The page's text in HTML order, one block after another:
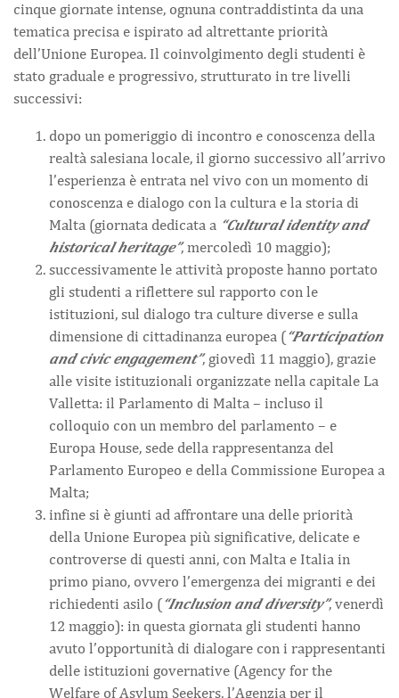
cinque giornate intense, ognuna contraddistinta da una
tematica precisa e ispirato ad altrettante priorità
dell’Unione Europea. Il coinvolgimento degli studenti è
stato graduale e progressivo, strutturato in tre livelli
successivi:
dopo un pomeriggio di incontro e conoscenza della
realtà salesiana locale, il giorno successivo all’arrivo
l’esperienza è entrata nel vivo con un momento di
conoscenza e dialogo con la cultura e la storia di
Malta (giornata dedicata a “Cultural identity and
historical heritage”, mercoledì 10 maggio);
successivamente le attività proposte hanno portato
gli studenti a riflettere sul rapporto con le
istituzioni, sul dialogo tra culture diverse e sulla
dimensione di cittadinanza europea (“Participation
and civic engagement”, giovedì 11 maggio), grazie
alle visite istituzionali organizzate nella capitale La
Valletta: il Parlamento di Malta – incluso il
colloquio con un membro del parlamento – e
Europa House, sede della rappresentanza del
Parlamento Europeo e della Commissione Europea a
Malta;
infine si è giunti ad affrontare una delle priorità
della Unione Europea più significative, delicate e
controverse di questi anni, con Malta e Italia in
primo piano, ovvero l’emergenza dei migranti e dei
richiedenti asilo (“Inclusion and diversity”, venerdì
12 maggio): in questa giornata gli studenti hanno
avuto l’opportunità di dialogare con i rappresentanti
delle istituzioni governative (Agency for the
Welfare of Asylum Seekers, l’Agenzia per il